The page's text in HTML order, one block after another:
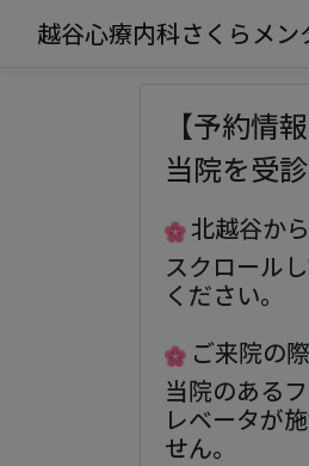
越谷心療内科さくらメ
【予約情報
当院を受
北越谷か
スクロール
ください。
ご来院の
当院のある
レベータが
せん。